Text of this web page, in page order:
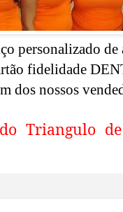
personalizado de
fidelidade
dos nossos
Triangulo